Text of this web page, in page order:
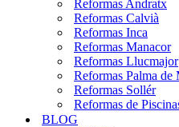
Reformas Andratx
Reformas Calvià
Reformas Inca
Reformas Manacor
Reformas Llucmajor
Reformas Palma de
Reformas Sollér
Reformas de
BLOG